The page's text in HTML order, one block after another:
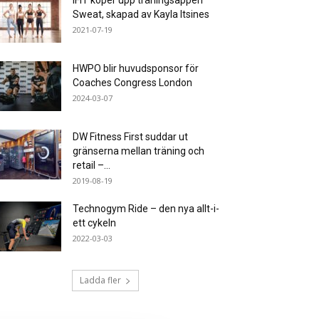
Sweat, skapad av Kayla Itsines
2021-07-19
HWPO blir huvudsponsor för
Coaches Congress London
2024-03-07
DW Fitness First suddar ut
gränserna mellan träning och
retail –...
2019-08-19
Technogym Ride – den nya allt-i-
ett cykeln
2022-03-03
Ladda fler